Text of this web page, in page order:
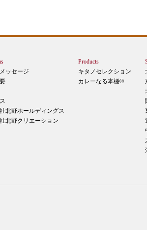
ッセージ
北野ホールディングス
北野クリエーション
Products
キタノセレクション
カレーなる本棚®